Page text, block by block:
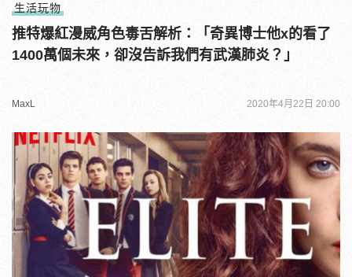
生活玩物
推特爆紅漫威角色毒舌解析：「奇異博士他x的看了
1400萬個未來，卻沒告訴我們有武漢肺炎？」
MaxL 2020年4月22日 20:00